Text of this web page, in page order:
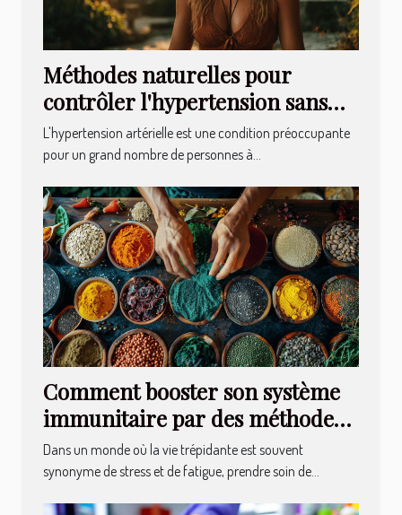
Méthodes naturelles pour
contrôler l'hypertension sans
médicaments
L'hypertension artérielle est une condition préoccupante
pour un grand nombre de personnes à...
Comment booster son système
immunitaire par des méthodes
naturelles Découverte des
superaliments et routines
quotidiennes
Dans un monde où la vie trépidante est souvent
synonyme de stress et de fatigue, prendre soin de...